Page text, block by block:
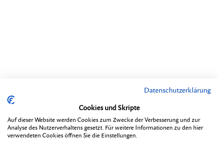
Datenschutzerklärung
Cookies und Skripte
Auf dieser Website werden Cookies zum Zwecke der Verbesserung und zur
Analyse des Nutzerverhaltens gesetzt. Für weitere Informationen zu den hier
verwendeten Cookies öffnen Sie die Einstellungen.